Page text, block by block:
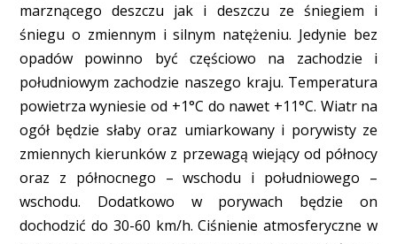
marznącego deszczu jak i deszczu ze śniegiem i
śniegu o zmiennym i silnym natężeniu. Jedynie bez
opadów powinno być częściowo na zachodzie i
południowym zachodzie naszego kraju. Temperatura
powietrza wyniesie od +1°C do nawet +11°C. Wiatr na
ogół będzie słaby oraz umiarkowany i porywisty ze
zmiennych kierunków z przewagą wiejący od północy
oraz z północnego – wschodu i południowego –
wschodu. Dodatkowo w porywach będzie on
dochodzić do 30-60 km/h. Ciśnienie atmosferyczne w